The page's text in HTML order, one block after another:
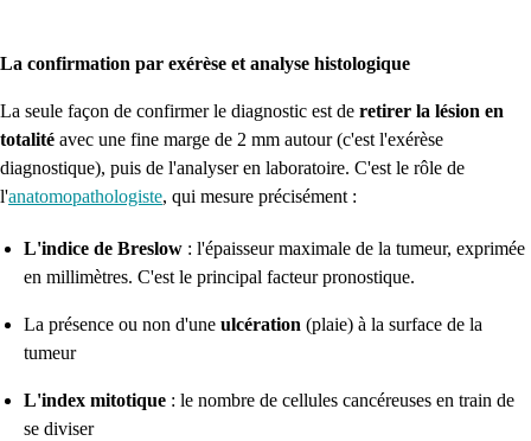
La confirmation par exérèse et analyse histologique
La seule façon de confirmer le diagnostic est de retirer la lésion en
totalité avec une fine marge de 2 mm autour (c'est l'exérèse
diagnostique), puis de l'analyser en laboratoire. C'est le rôle de
l'anatomopathologiste, qui mesure précisément :
L'indice de Breslow : l'épaisseur maximale de la tumeur, exprimée
en millimètres. C'est le principal facteur pronostique.
La présence ou non d'une ulcération (plaie) à la surface de la
tumeur
L'index mitotique : le nombre de cellules cancéreuses en train de
se diviser